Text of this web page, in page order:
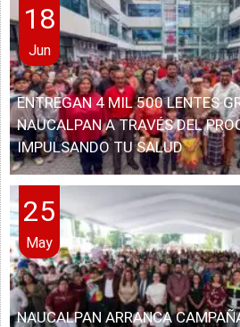
18
Jun
ENTREGAN 4 MIL 500 LENTES
NAUCALPAN A TRAVÉS DEL
IMPULSANDO TU SALUD
25
May
NAUCALPAN ARRANCA